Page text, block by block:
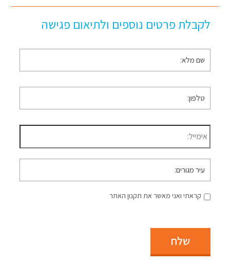
לקבלת פרטים נוספים ולתיאום פגישה
שם
מלא *
טלפון *
דוא״ל *
עיר
מגורים
קראתי ואני מאשר את תקנון האתר
שלח